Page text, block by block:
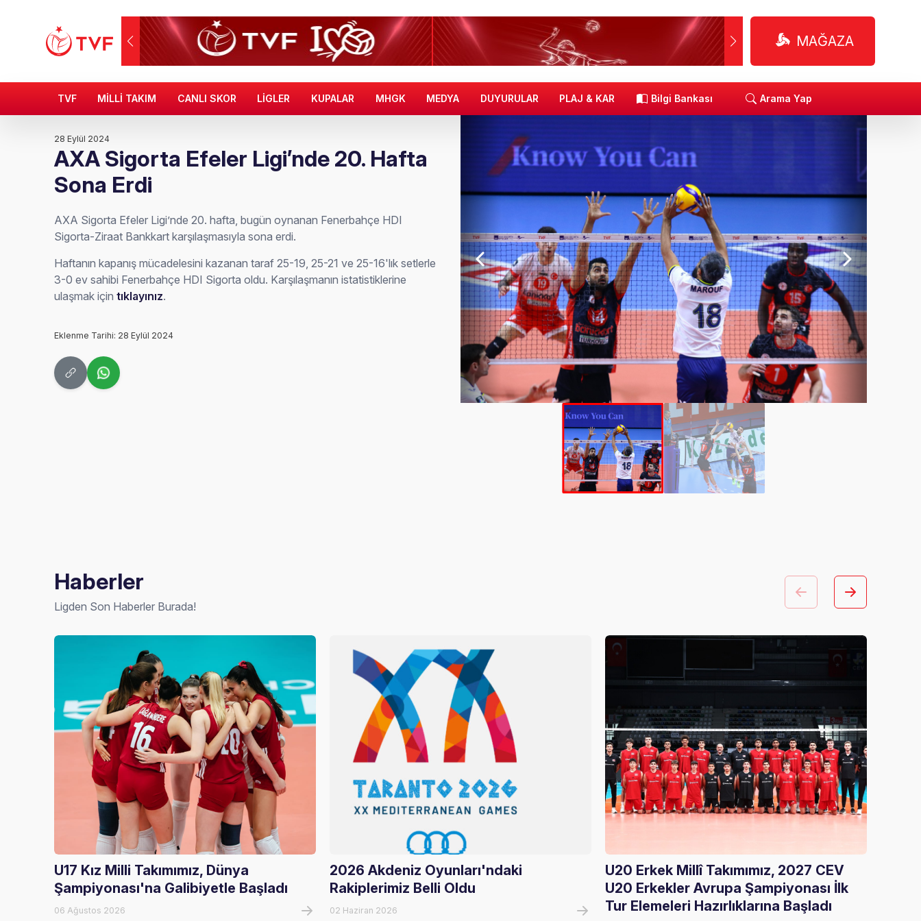
MAĞAZA
TVF MİLLİ TAKIM CANLI SKOR LİGLER KUPALAR MHGK MEDYA DUYURULAR PLAJ & KAR Bilgi Bankası Arama Yap
28 Eylül 2024
AXA Sigorta Efeler Ligi’nde 20. Hafta
Sona Erdi
AXA Sigorta Efeler Ligi’nde 20. hafta, bugün oynanan Fenerbahçe HDI
Sigorta-Ziraat Bankkart karşılaşmasıyla sona erdi.
Haftanın kapanış mücadelesini kazanan taraf 25-19, 25-21 ve 25-16'lık setlerle
3-0 ev sahibi Fenerbahçe HDI Sigorta oldu. Karşılaşmanın istatistiklerine
ulaşmak içintıklayınız.
Eklenme Tarihi: 28 Eylül 2024
Haberler
Ligden Son Haberler Burada!
U17 Kız Milli Takımımız, Dünya
Şampiyonası'na Galibiyetle Başladı
06 Ağustos 2026
2026 Akdeniz Oyunları'ndaki
Rakiplerimiz Belli Oldu
02 Haziran 2026
U20 Erkek Millî Takımımız, 2027 CEV
U20 Erkekler Avrupa Şampiyonası İlk
Tur Elemeleri Hazırlıklarına Başladı